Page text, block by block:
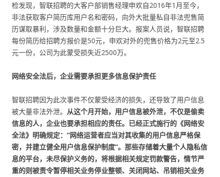
检发现，智联招聘的大客户部销售经理申欢自2016年1月至今，
非法获取客户简历库用户名和密码，向外大批量私自非法兜售简
历谋取暴利，涉及数量和金额十分巨大。报案人员说，智联招聘
每份简历给招聘方报价是50元，申欢对外的兜售价格为2元至2.5
元一份，公司为此蒙受损失近2500万。
网络安全法后，企业需要承担更多信息保护责任
智联招聘因为此次事件不仅蒙受经济的损失，还导致了用户信息
被大量非法外泄。 从这个月开始，用户信息被外泄，不仅是偷卖
信息的人，企业也要承担相应的责任。已经正式施行的《网络安
全法》明确规定：“网络运营者应当对其收集的用户信息严格保
密，并建立健全用户信息保护制度”。那些存储着大量个人隐私信
息的平台，未尽保护义务的，将根据相关规定罚款警告，情节严
重的则被责令暂停相关业务停业整顿、关闭网站、吊销相关业务